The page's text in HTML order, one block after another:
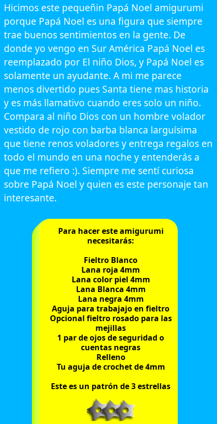
Hicimos este pequeñin Papá Noel amigurumi
porque Papá Noel es una figura que siempre
trae buenos sentimientos en la gente. De
donde yo vengo en Sur América Papá Noel es
reemplazado por El niño Dios, y Papá Noel es
solamente un ayudante. A mi me parece
menos divertido pues Santa tiene mas historia
y es más llamativo cuando eres solo un niño.
Compara al niño Dios con un hombre volador
vestido de rojo con barba blanca larguísima
que tiene renos voladores y entrega regalos en
todo el mundo en una noche y entenderás a
que me refiero :). Siempre me sentí curiosa
sobre Papá Noel y quien es este personaje tan
interesante.
Para hacer este amigurumi
necesitarás:
Fieltro Blanco
Lana roja 4mm
Lana color piel 4mm
Lana Blanca 4mm
Lana negra 4mm
Aguja para trabajajo en fieltro
Opcional fieltro rosado para las
mejillas
1 par de ojos de seguridad o
cuentas negras
Relleno
Tu aguja de crochet de 4mm
Este es un patrón de 3 estrellas